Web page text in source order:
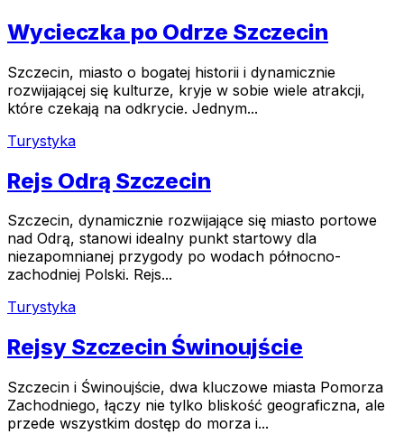
Wycieczka po Odrze Szczecin
Szczecin, miasto o bogatej historii i dynamicznie
rozwijającej się kulturze, kryje w sobie wiele atrakcji,
które czekają na odkrycie. Jednym...
Turystyka
Rejs Odrą Szczecin
Szczecin, dynamicznie rozwijające się miasto portowe
nad Odrą, stanowi idealny punkt startowy dla
niezapomnianej przygody po wodach północno-
zachodniej Polski. Rejs...
Turystyka
Rejsy Szczecin Świnoujście
Szczecin i Świnoujście, dwa kluczowe miasta Pomorza
Zachodniego, łączy nie tylko bliskość geograficzna, ale
przede wszystkim dostęp do morza i...